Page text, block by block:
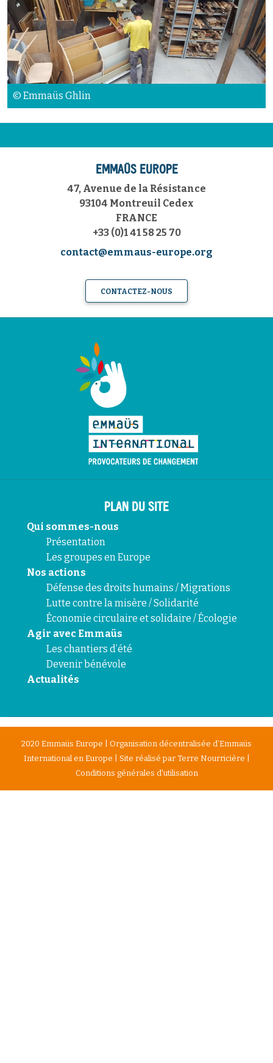
© Emmaüs Ghlin
EMMAÜS EUROPE
47, Avenue de la Résistance
93104 Montreuil Cedex
FRANCE
+33 (0)1 41 58 25 70
contact@emmaus-europe.org
CONTACTEZ-NOUS
PLAN DU SITE
Qui sommes-nous
Présentation
Les groupes en Europe
Nos actions
Défense des droits humains / Migrations
Lutte contre la misère / Solidarité
Économie circulaire et solidaire / Écologie
Agir avec Emmaüs
Les chantiers d’été
Devenir bénévole
Actualités
2020 Emmaüs Europe | Organisation décentralisée d’Emmaüs
International en Europe | Site réalisé par Terre Nourricière
Conditions générales d'utilisation